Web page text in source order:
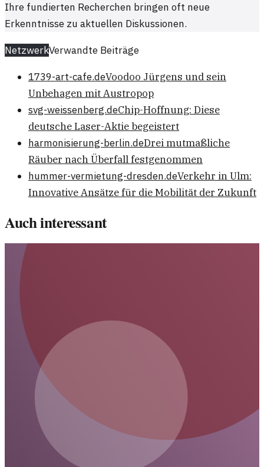
Ihre fundierten Recherchen bringen oft neue
Erkenntnisse zu aktuellen Diskussionen.
NetzwerkVerwandte Beiträge
1739-art-cafe.deVoodoo Jürgens und sein
Unbehagen mit Austropop
svg-weissenberg.deChip-Hoffnung: Diese
deutsche Laser-Aktie begeistert
harmonisierung-berlin.deDrei mutmaßliche
Räuber nach Überfall festgenommen
hummer-vermietung-dresden.deVerkehr in Ulm:
Innovative Ansätze für die Mobilität der Zukunft
Auch interessant